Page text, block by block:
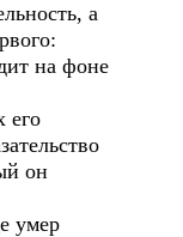
а
на фоне
его
он
умер